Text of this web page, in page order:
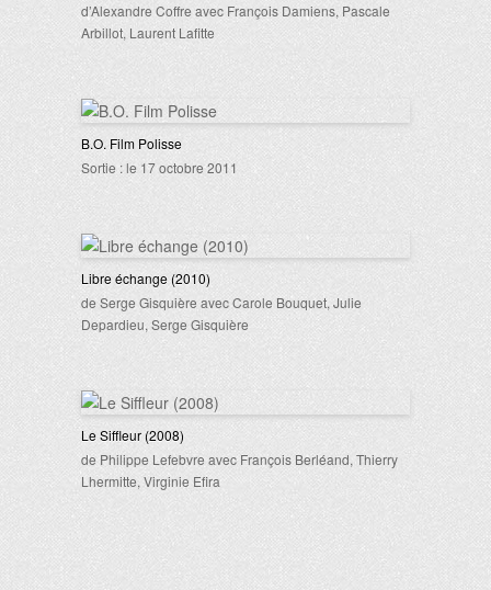
d’Alexandre Coffre avec François Damiens, Pascale
Arbillot, Laurent Lafitte
B.O. Film Polisse
Sortie : le 17 octobre 2011
Libre échange (2010)
de Serge Gisquière avec Carole Bouquet, Julie
Depardieu, Serge Gisquière
Le Siffleur (2008)
de Philippe Lefebvre avec François Berléand, Thierry
Lhermitte, Virginie Efira